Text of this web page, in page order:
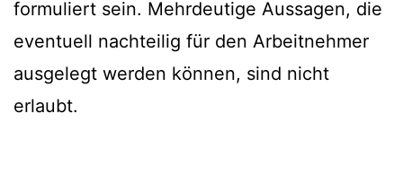
formuliert sein. Mehrdeutige Aussagen, die
eventuell nachteilig für den Arbeitnehmer
ausgelegt werden können, sind nicht
erlaubt.